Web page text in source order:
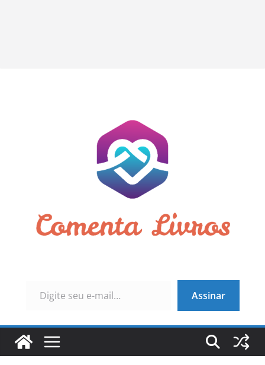
Assinar